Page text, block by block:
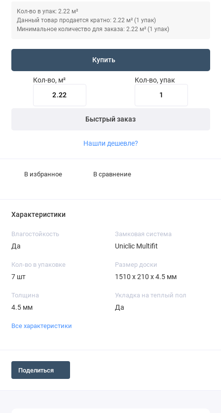
Кол-во в упак: 2.22 м²
Данный товар продается кратно: 2.22 м² (1 упак)
Минимальное количество для заказа: 2.22 м² (1 упак)
Купить
Кол-во, м² Кол-во, упак
Быстрый заказ
Нашли дешевле?
В избранное В сравнение
Характеристики
Влагостойкость
Да
Замковая система
Uniclic Multifit
Кол-во в упаковке
7 шт
Размер доски
1510 x 210 x 4.5 мм
Толщина
4.5 мм
Укладка на теплый пол
Да
Все характеристики
Поделиться